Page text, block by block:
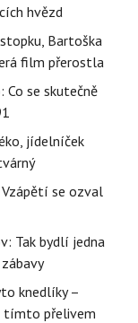
hvězd
Bartoška
film přerostla
Co se skutečně
jídelníček
Vzápětí se ozval
Tak bydlí jedna
knedlíky –
tímto přelivem